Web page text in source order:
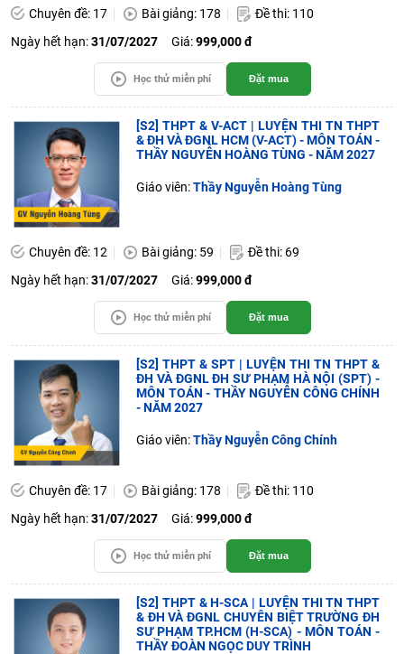
Chuyên đề: 17 Bài giảng: 178
Đề thi: 110
Ngày hết hạn:31/07/2027 Giá:999,000 đ
Học thử miễn phí Đặt mua
[S2] THPT & V-ACT | LUYỆN THI TN THPT
& ĐH VÀ ĐGNL HCM (V-ACT) - MÔN TOÁN -
THẦY NGUYỄN HOÀNG TÙNG - NĂM 2027
Giáo viên:Thầy Nguyễn Hoàng Tùng
Chuyên đề: 12 Bài giảng: 59
Đề thi: 69
Ngày hết hạn:31/07/2027 Giá:999,000 đ
Học thử miễn phí Đặt mua
[S2] THPT & SPT | LUYỆN THI TN THPT &
ĐH VÀ ĐGNL ĐH SƯ PHẠM HÀ NỘI (SPT) -
MÔN TOÁN - THẦY NGUYỄN CÔNG CHÍNH
- NĂM 2027
Giáo viên:Thầy Nguyễn Công Chính
Chuyên đề: 17 Bài giảng: 178
Đề thi: 110
Ngày hết hạn:31/07/2027 Giá:999,000 đ
Học thử miễn phí Đặt mua
[S2] THPT & H-SCA | LUYỆN THI TN THPT
& ĐH VÀ ĐGNL CHUYÊN BIỆT TRƯỜNG ĐH
SƯ PHẠM TP.HCM (H-SCA) - MÔN TOÁN -
THẦY ĐOÀN NGỌC DUY TRÌNH